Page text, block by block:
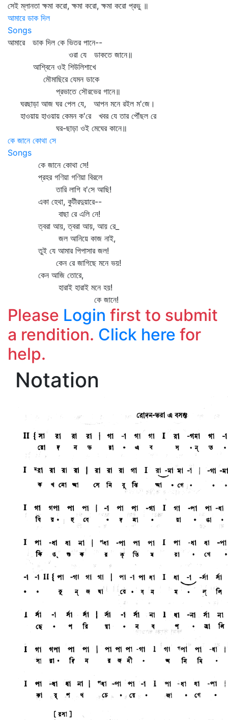
সেই ম্লানতা ক্ষমা করো, ক্ষমা করো, ক্ষমা করো প্রভু ॥
আমারে ডাক দিল
Songs
আমারে ডাক দিল কে ভিতর পানে--
ওরা যে ডাকতে জানে॥
আশ্বিনে ওই শিউলিশাখে
মৌমাছিরে যেমন ডাকে
প্রভাতে সৌরভের গানে॥
ঘরছাড়া আজ ঘর পেল যে, আপন মনে রইল ম'জে।
হাওয়ায় হাওয়ায় কেমন ক'রে খবর যে তার পৌঁছল রে
ঘর-ছাড়া ওই মেঘের কানে॥
কে জানে কোথা সে
Songs
কে জানে কোথা সে!
প্রহর গণিয়া গণিয়া বিরলে
তারি লাগি ব'সে আছি!
একা হেথা, কুটীরদুয়ারে--
বাছা রে এলি নে!
ত্বরা আয়, ত্বরা আয়, আয় রে_
জল আনিয়ে কাজ নাই,
তুই যে আমার পিপাসার জল!
কেন রে জাগিছে মনে ভয়!
কেন আজি তোরে,
হারাই হারাই মনে হয়!
কে জানে!
Please Login first to submit
a rendition. Click here for
help.
Notation